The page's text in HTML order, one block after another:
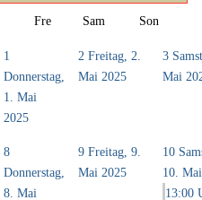
Fre Sam Son
1
Donnerstag,
1. Mai
2025
2 Freitag, 2.
Mai 2025
3
Mai
8
Donnerstag,
8. Mai
9 Freitag, 9.
Mai 2025
10
10.
13:00